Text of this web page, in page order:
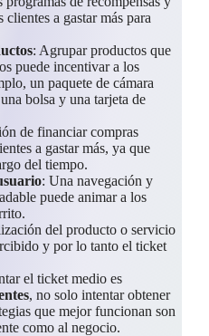
a gastar más para
: Agrupar productos que
puede incentivar a los
un paquete de cámara
bolsa y una tarjeta de
de financiar compras
a gastar más, ya que
del tiempo.
: Una navegación y
puede animar a los
del producto o servicio
y por lo tanto el ticket
el ticket medio es
, no solo intentar obtener
que mejor funcionan son
como al negocio.